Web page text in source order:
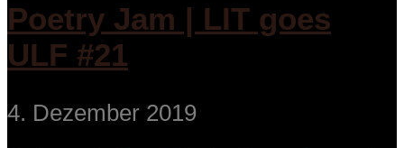
Poetry Jam | LIT goes
ULF #21
4. Dezember 2019